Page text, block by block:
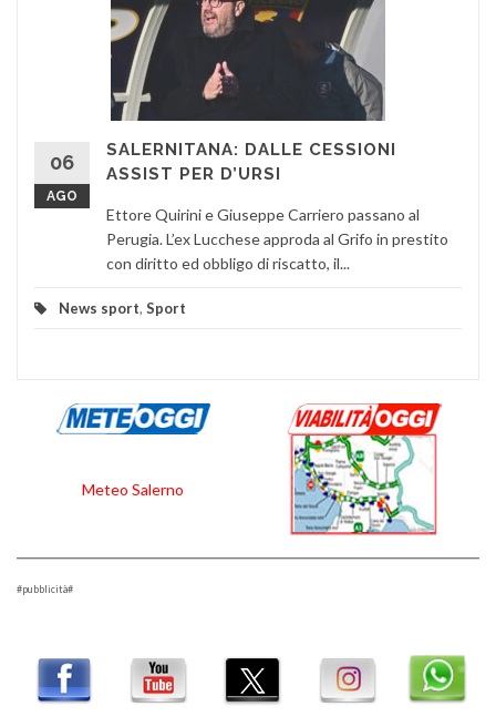
06
AGO
SALERNITANA: DALLE CESSIONI
ASSIST PER D’URSI
Ettore Quirini e Giuseppe Carriero passano al
Perugia. L’ex Lucchese approda al Grifo in prestito
con diritto ed obbligo di riscatto, il...
News sport, Sport
Meteo Salerno
#pubblicità#